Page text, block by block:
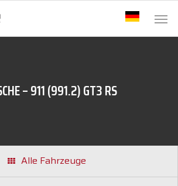
– 911 (991.2) GT3 RS
Alle Fahrzeuge